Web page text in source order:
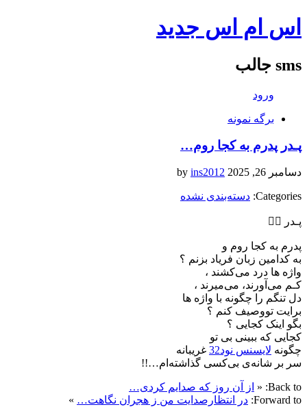
اس ام اس جدید
sms جالب
ورود
برگه نمونه
پـدر پدرم به کجا روم…
دسامبر 26, 2025 ins2012
Categories: دسته‌بندی نشده
پـدر ✍🏼
پدرم به کجا روم و
به کدامین زبان فریاد بزنم ؟
واژه ها درد می‌کشند ،
کـم می‌آورند، می‌میرند ،
دل تنگم را چگونه با واژه ها
برایت تووصیف کنم ؟
بگو اینک کجایی ؟
کجایی که ببینی بی تو
چگونه لایسنس نود32
غریبانه
سر بر شانه‌ی بی‌کسی گذاشته‌ام…!!
Back to:
« از آن روز که صدایم کردی…
Forward to: در انتظارصدایت من ز هجران نگاهت… »